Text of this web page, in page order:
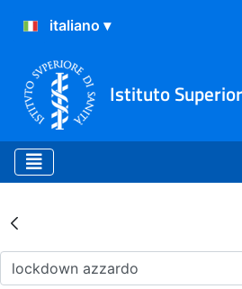
Istituto
Risultati della